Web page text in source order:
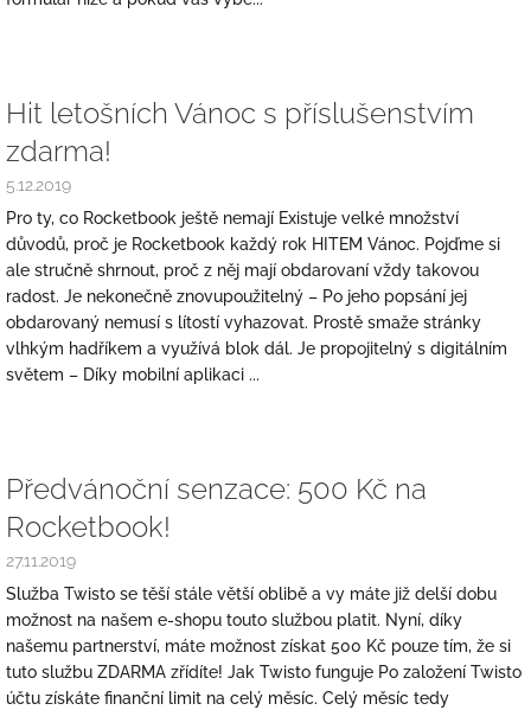
Hit letošních Vánoc s příslušenstvím
zdarma!
5.12.2019
Pro ty, co Rocketbook ještě nemají Existuje velké množství
důvodů, proč je Rocketbook každý rok HITEM Vánoc. Pojďme si
ale stručně shrnout, proč z něj mají obdarovaní vždy takovou
radost. Je nekonečně znovupoužitelný – Po jeho popsání jej
obdarovaný nemusí s lítostí vyhazovat. Prostě smaže stránky
vlhkým hadříkem a využívá blok dál. Je propojitelný s digitálním
světem – Díky mobilní aplikaci ...
Předvánoční senzace: 500 Kč na
Rocketbook!
27.11.2019
Služba Twisto se těší stále větší oblibě a vy máte již delší dobu
možnost na našem e-shopu touto službou platit. Nyní, díky
našemu partnerství, máte možnost získat 500 Kč pouze tím, že si
tuto službu ZDARMA zřídíte! Jak Twisto funguje Po založení Twisto
účtu získáte finanční limit na celý měsíc. Celý měsíc tedy